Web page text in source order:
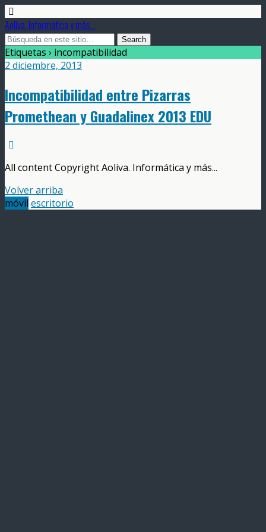
Aoliva. Informática y más...
Etiquetas › incompatibilidad
2 diciembre, 2013
Incompatibilidad entre Pizarras
Promethean y Guadalinex 2013 EDU
All content Copyright Aoliva. Informática y más...
Volver arriba
móvil escritorio